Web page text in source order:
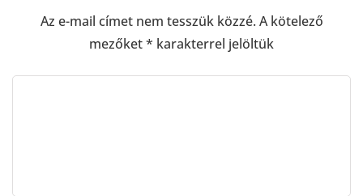
Az e-mail címet nem tesszük közzé. A kötelező
mezőket* karakterrel jelöltük